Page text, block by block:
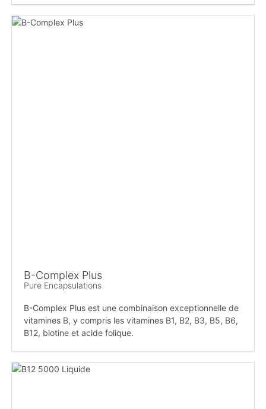
B-Complex Plus
Pure Encapsulations
B-Complex Plus est une combinaison exceptionnelle de
vitamines B, y compris les vitamines B1, B2, B3, B5, B6,
B12, biotine et acide folique.